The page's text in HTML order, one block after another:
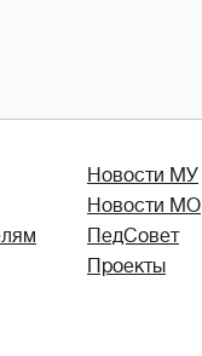
Новости МУ
Новости МО
ПедСовет
Проекты